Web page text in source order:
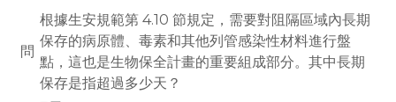
問
根據生安規範第 4.10 節規定，需要對阻隔區域內長期
保存的病原體、毒素和其他列管感染性材料進行盤
點，這也是生物保全計畫的重要組成部分。其中長期
保存是指超過多少天？